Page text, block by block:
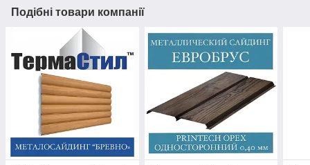
Подібні товари компанії